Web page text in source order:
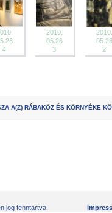
4
2010.
05.26
3
2010.
05.26
2
A(Z) RÁBAKÖZ ÉS KÖRNYÉKE
jog fenntartva.